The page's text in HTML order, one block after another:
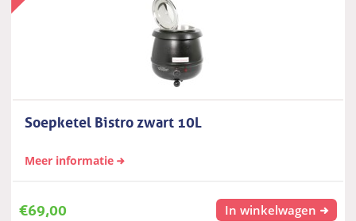
Soepketel Bistro zwart 10L
Meer informatie
€69,00 In winkelwagen